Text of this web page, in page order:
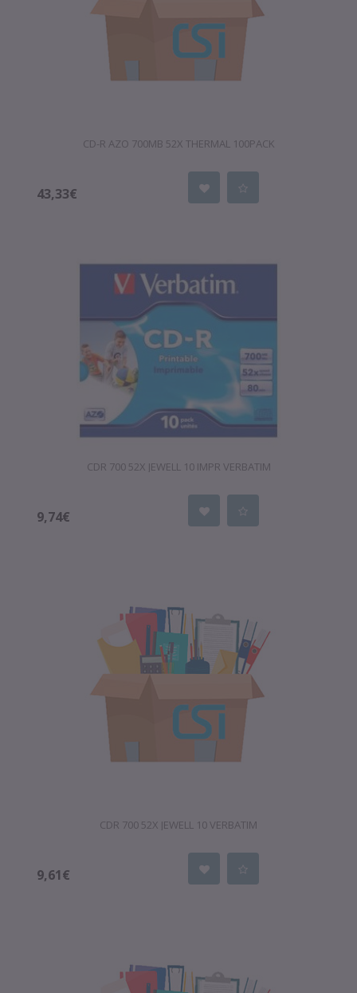
CD-R AZO 700MB 52X THERMAL 100PACK
43,33€
CDR 700 52X JEWELL 10 IMPR VERBATIM
9,74€
CDR 700 52X JEWELL 10 VERBATIM
9,61€